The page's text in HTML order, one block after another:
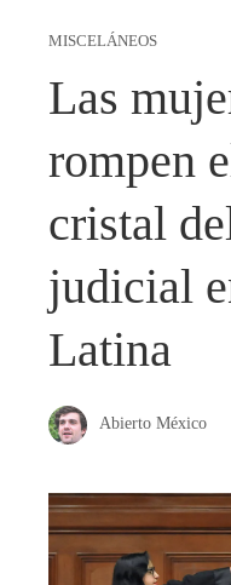
MISCELÁNEOS
Las
rompen
cristal
judicial
Latina
Abierto México